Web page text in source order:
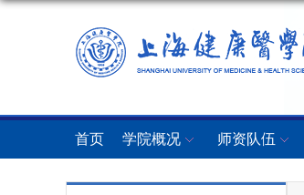
首页 学院概况 师资队伍